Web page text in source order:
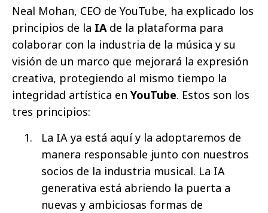
Neal Mohan, CEO de YouTube, ha explicado los
principios de la IAde la plataforma para
colaborar con la industria de la música y su
visión de un marco que mejorará la expresión
creativa, protegiendo al mismo tiempo la
integridad artística en YouTube. Estos son los
tres principios:
La IA ya está aquí y la adoptaremos de
manera responsable junto con nuestros
socios de la industria musical. La IA
generativa está abriendo la puerta a
nuevas y ambiciosas formas de